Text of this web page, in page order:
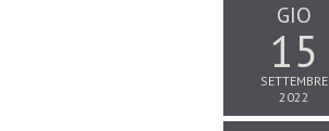
GIO
15
SETTEMBRE
2022